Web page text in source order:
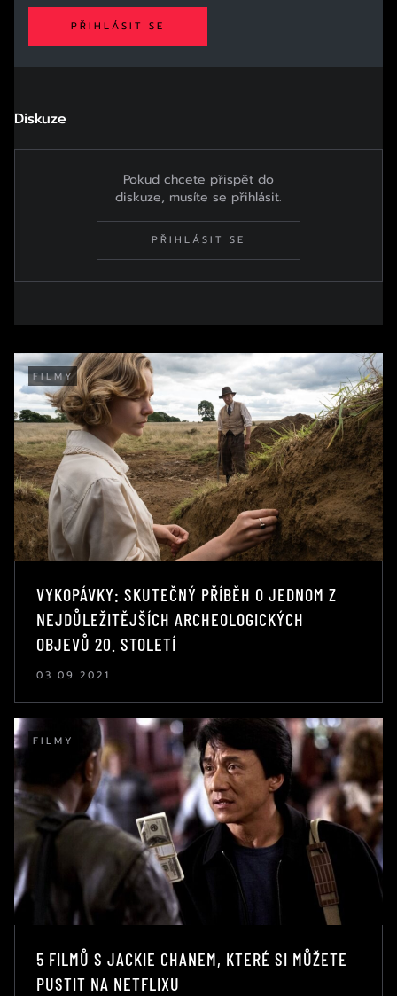
PŘIHLÁSIT SE
Diskuze
Pokud chcete přispět do
diskuze, musíte se přihlásit.
PŘIHLÁSIT SE
FILMY
VYKOPÁVKY: SKUTEČNÝ PŘÍBĚH O JEDNOM Z
NEJDŮLEŽITĚJŠÍCH ARCHEOLOGICKÝCH
OBJEVŮ 20. STOLETÍ
03.09.2021
FILMY
5 FILMŮ S JACKIE CHANEM, KTERÉ SI MŮŽETE
PUSTIT NA NETFLIXU